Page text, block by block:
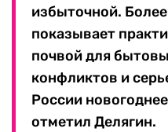
избыточной.
показывает
почвой для
конфликтов и
России
отметил Делягин.